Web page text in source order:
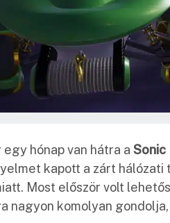
hónap van hátra a Sonic
kapott a zárt hálózati
Most először volt
nagyon komolyan